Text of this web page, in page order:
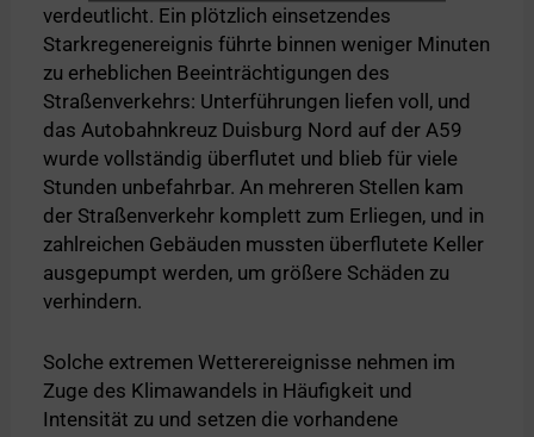
verdeutlicht. Ein plötzlich einsetzendes
Starkregenereignis führte binnen weniger Minuten
zu erheblichen Beeinträchtigungen des
Straßenverkehrs: Unterführungen liefen voll, und
das Autobahnkreuz Duisburg Nord auf der A59
wurde vollständig überflutet und blieb für viele
Stunden unbefahrbar. An mehreren Stellen kam
der Straßenverkehr komplett zum Erliegen, und in
zahlreichen Gebäuden mussten überflutete Keller
ausgepumpt werden, um größere Schäden zu
verhindern.
Solche extremen Wetterereignisse nehmen im
Zuge des Klimawandels in Häufigkeit und
Intensität zu und setzen die vorhandene